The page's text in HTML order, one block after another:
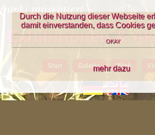
Durch die Nutzung dieser Webseite
damit einverstanden, dass Cookies
OKAY
mehr dazu
franki präsentiert
Exhibitionen &
Start Galerie Werk